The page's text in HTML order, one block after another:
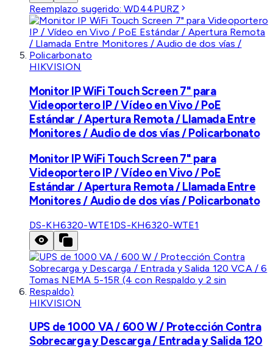
Reemplazo sugerido:WD44PURZ
HIKVISION
Monitor IP WiFi Touch Screen 7" para
Videoportero IP / Vídeo en Vivo / PoE
Estándar / Apertura Remota / Llamada Entre
Monitores / Audio de dos vías / Policarbonato
Monitor IP WiFi Touch Screen 7" para
Videoportero IP / Vídeo en Vivo / PoE
Estándar / Apertura Remota / Llamada Entre
Monitores / Audio de dos vías / Policarbonato
DS-KH6320-WTE1DS-KH6320-WTE1
HIKVISION
UPS de 1000 VA / 600 W / Protección Contra
Sobrecarga y Descarga / Entrada y Salida 120